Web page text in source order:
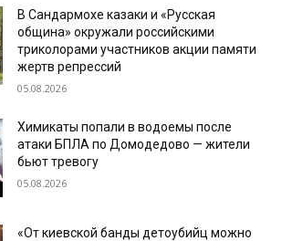
В Сандармохе казаки и «Русская
община» окружали российскими
триколорами участников акции памяти
жертв репрессий
05.08.2026
Химикаты попали в водоемы после
атаки БПЛА по Домодедово — жители
бьют тревогу
05.08.2026
«От киевской банды детоубийц можно